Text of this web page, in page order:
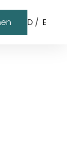
D / E